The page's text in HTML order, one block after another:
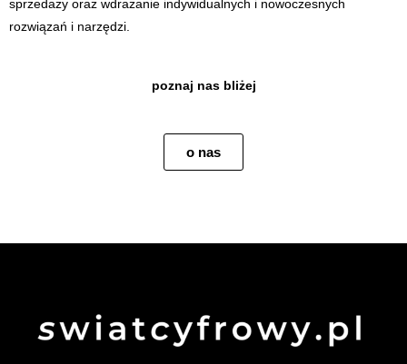
sprzedaży oraz wdrażanie indywidualnych i nowoczesnych
rozwiązań i narzędzi.
poznaj nas bliżej
o nas